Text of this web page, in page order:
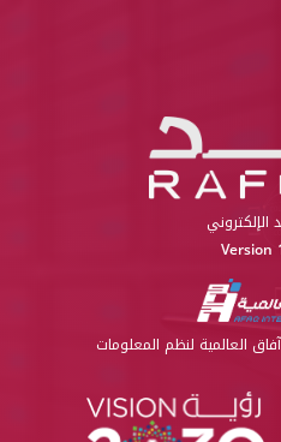
الإلكتروني
Version
العالمية لنظم المعلومات